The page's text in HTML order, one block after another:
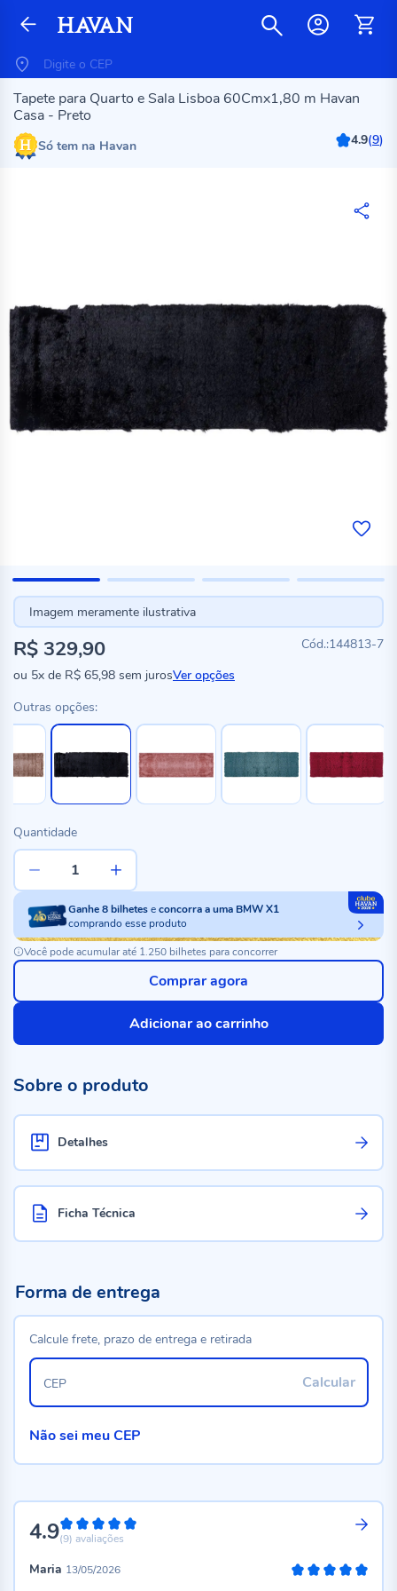
Tapete para Quarto e Sala Lisboa 60Cmx1,80 m Havan
Casa - Preto
Só tem na Havan 4.9(9)
Imagem meramente ilustrativa
144813-7
R$ 329,90
ou 5x de R$ 65,98 sem jurosVer opções
Outras opções:
Quantidade
Ganhe8bilheteseconcorra a uma BMW X1
comprando esse produto
Você pode acumular até 1.250 bilhetes para concorrer
Adicionar ao carrinho
Comprar agora
Sobre o produto
Detalhes
Ficha Técnica
4.998%
(9) avaliações
Maria 13/05/2026
Forma de entrega
Calcule frete, prazo de entrega e retirada
Calcular
CEP
Não sei meu CEP